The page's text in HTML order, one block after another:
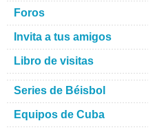
Foros
Invita a tus amigos
Libro de visitas
Series de Béisbol
Equipos de Cuba